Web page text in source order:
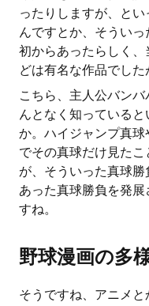
ったりしますが、と
んですとか、そうい
初からあったらしく
どは有名な作品でした
こちら、主人公バン
んとなく知っている
か。ハイジャンプ真
でその真球だけ見た
が、そういった真球
あった真球勝負を発
すね。
野球漫画の多
そうですね、アニメ